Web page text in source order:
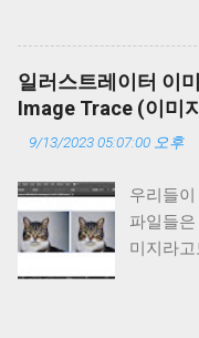
기 전에
혹시 모
입니다.
번 다시
반드시
야 합니
요. 그
인이 될
수 있습
해결하
니 역시
으로 제
도 안 되
타깝게도
문제인
못 하는
스마트
웨어적인
니다. 1.
일러스트레이터 이
Image Trace (이미
9/13/2023 05:07:00 오후
우리들
파일들
미지라
고화질